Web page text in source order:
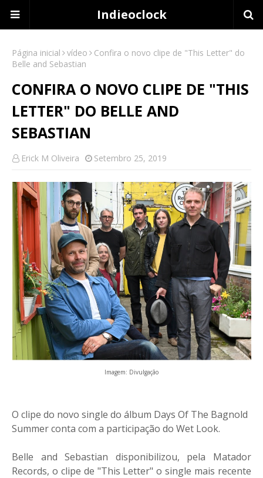
Indieoclock
Página inicial vídeo
Confira o novo clipe de "This Letter" do
Belle and Sebastian
CONFIRA O NOVO CLIPE DE "THIS
LETTER" DO BELLE AND
SEBASTIAN
Erick M Oliveira Setembro 25, 2019
Imagem: Divulgação
O clipe do novo single do álbum Days Of The Bagnold
Summer conta com a participação do Wet Look.
Belle and Sebastian disponibilizou, pela Matador
Records, o clipe de "This Letter" o single mais recente